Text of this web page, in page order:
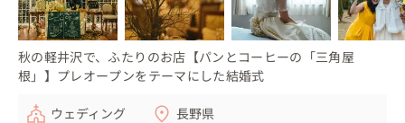
秋の軽井沢で、ふたりのお店【パンとコーヒーの「三角屋
根」】プレオープンをテーマにした結婚式
ウェディング
長野県